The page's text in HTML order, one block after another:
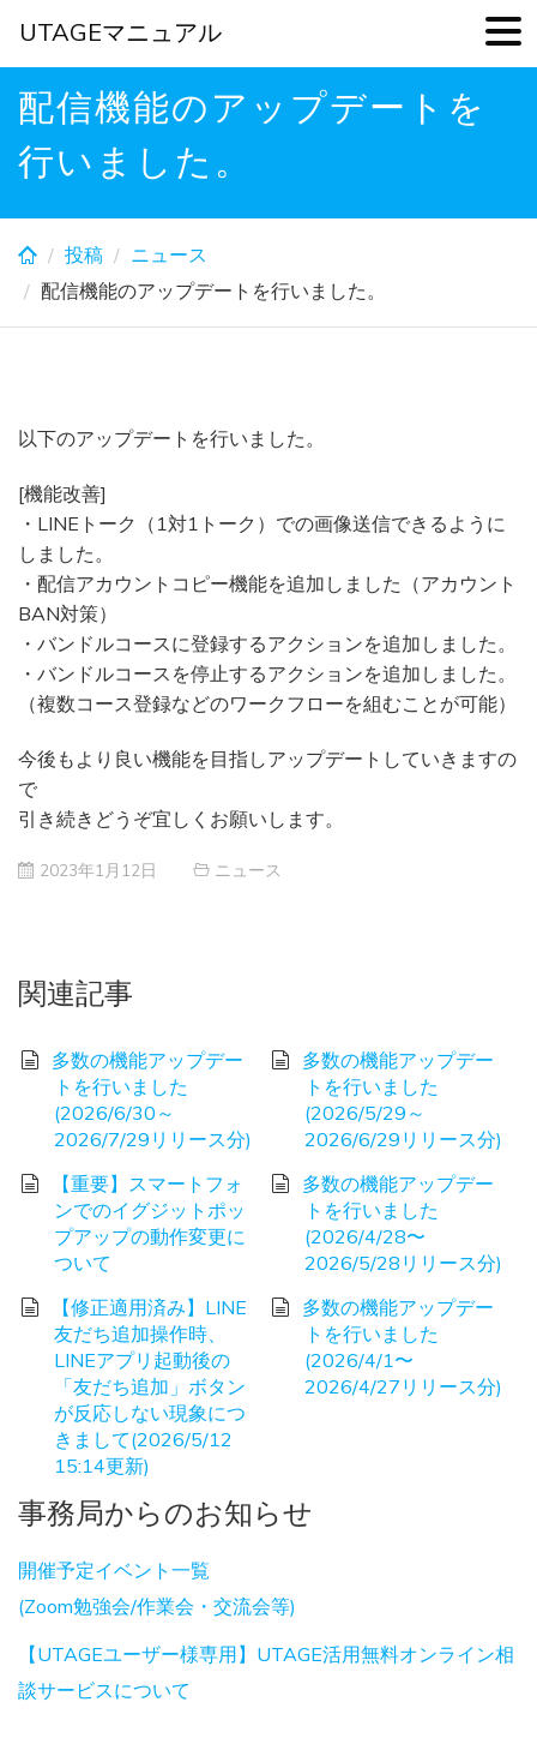
Skip
main
content
配信機能のアップデートを
行いました。
投稿
ニュース
配信機能のアップデートを行いました。
以下のアップデートを行いました。
[機能改善]
・LINEトーク（1対1トーク）での画像送信できるように
しました。
・配信アカウントコピー機能を追加しました（アカウント
BAN対策）
・バンドルコースに登録するアクションを追加しました。
・バンドルコースを停止するアクションを追加しました。
（複数コース登録などのワークフローを組むことが可能）
今後もより良い機能を目指しアップデートしていきますの
で
引き続きどうぞ宜しくお願いします。
2023年1月12日 ニュース
関連記事
多数の機能アップデー
トを行いました
(2026/6/30～
2026/7/29リリース分)
多数の機能アップデー
トを行いました
(2026/5/29～
2026/6/29リリース分)
【重要】スマートフォ
ンでのイグジットポッ
プアップの動作変更に
ついて
多数の機能アップデー
トを行いました
(2026/4/28〜
2026/5/28リリース分)
【修正適用済み】LINE
友だち追加操作時、
LINEアプリ起動後の
「友だち追加」ボタン
が反応しない現象につ
きまして(2026/5/12
15:14更新)
多数の機能アップデー
トを行いました
(2026/4/1〜
2026/4/27リリース分)
事務局からのお知らせ
開催予定イベント一覧
(Zoom勉強会/作業会・交流会等)
【UTAGEユーザー様専用】UTAGE活用無料オンライン相
談サービスについて
UTAGEマニュアル